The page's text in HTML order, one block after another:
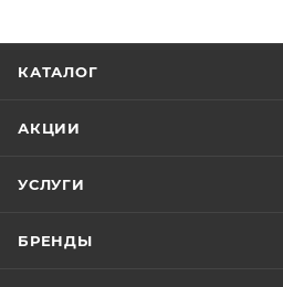
КАТАЛОГ
АКЦИИ
УСЛУГИ
БРЕНДЫ